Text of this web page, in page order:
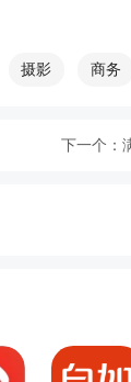
章，完美
典国学经典
摄影 商务
下一个：